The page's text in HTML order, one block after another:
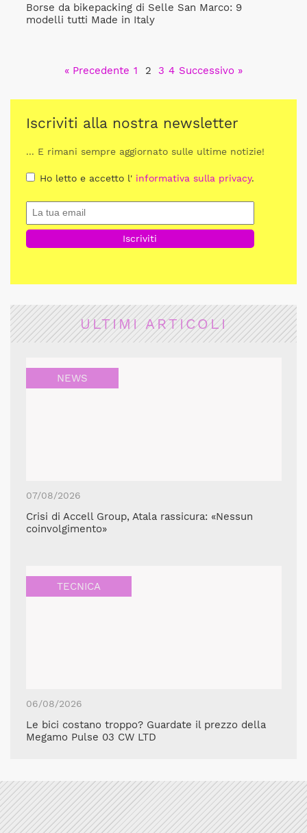
Borse da bikepacking di Selle San Marco: 9
modelli tutti Made in Italy
« Precedente 1 2 3 4 Successivo »
Iscriviti alla nostra newsletter
... E rimani sempre aggiornato sulle ultime notizie!
Ho letto e accetto l' informativa sulla privacy.
ULTIMI ARTICOLI
NEWS
07/08/2026
Crisi di Accell Group, Atala rassicura: «Nessun
coinvolgimento»
TECNICA
06/08/2026
Le bici costano troppo? Guardate il prezzo della
Megamo Pulse 03 CW LTD